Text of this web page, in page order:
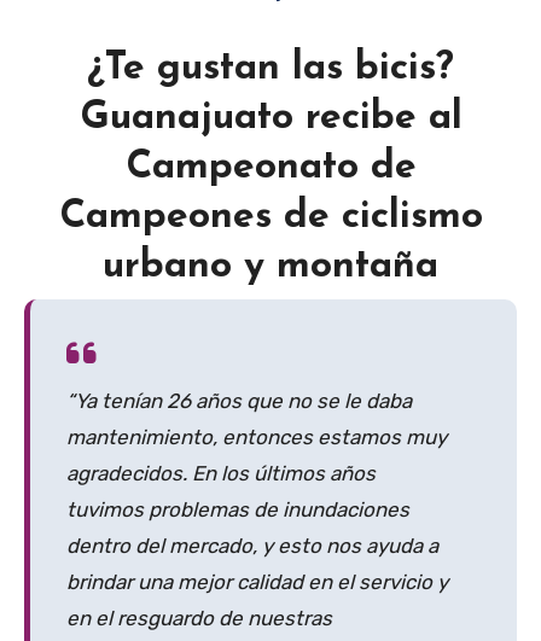
¿Te gustan las bicis?
Guanajuato recibe al
Campeonato de
Campeones de ciclismo
urbano y montaña
“Ya tenían 26 años que no se le daba
mantenimiento, entonces estamos muy
agradecidos. En los últimos años
tuvimos problemas de inundaciones
dentro del mercado, y esto nos ayuda a
brindar una mejor calidad en el servicio y
en el resguardo de nuestras